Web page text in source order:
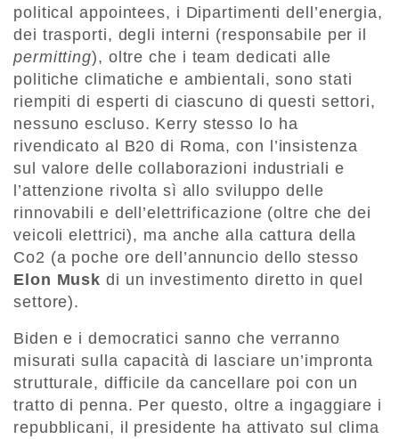
political appointees, i Dipartimenti dell’energia,
dei trasporti, degli interni (responsabile per il
permitting), oltre che i team dedicati alle
politiche climatiche e ambientali, sono stati
riempiti di esperti di ciascuno di questi settori,
nessuno escluso. Kerry stesso lo ha
rivendicato al B20 di Roma, con l’insistenza
sul valore delle collaborazioni industriali e
l’attenzione rivolta sì allo sviluppo delle
rinnovabili e dell’elettrificazione (oltre che dei
veicoli elettrici), ma anche alla cattura della
Co2 (a poche ore dell’annuncio dello stesso
Elon Musk di un investimento diretto in quel
settore).
Biden e i democratici sanno che verranno
misurati sulla capacità di lasciare un’impronta
strutturale, difficile da cancellare poi con un
tratto di penna. Per questo, oltre a ingaggiare i
repubblicani, il presidente ha attivato sul clima